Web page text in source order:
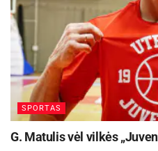
SPORTAS
G. Matulis vėl vilkės